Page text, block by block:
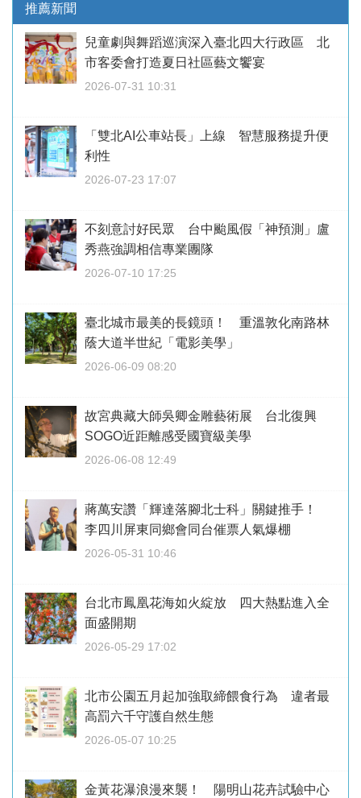
推薦新聞
兒童劇與舞蹈巡演深入臺北四大行政區 北
市客委會打造夏日社區藝文饗宴
2026-07-31 10:31
「雙北AI公車站長」上線 智慧服務提升便
利性
2026-07-23 17:07
不刻意討好民眾 台中颱風假「神預測」盧
秀燕強調相信專業團隊
2026-07-10 17:25
臺北城市最美的長鏡頭！ 重溫敦化南路林
蔭大道半世紀「電影美學」
2026-06-09 08:20
故宮典藏大師吳卿金雕藝術展 台北復興
SOGO近距離感受國寶級美學
2026-06-08 12:49
蔣萬安讚「輝達落腳北士科」關鍵推手！
李四川屏東同鄉會同台催票人氣爆棚
2026-05-31 10:46
台北市鳳凰花海如火綻放 四大熱點進入全
面盛開期
2026-05-29 17:02
北市公園五月起加強取締餵食行為 違者最
高罰六千守護自然生態
2026-05-07 10:25
金黃花瀑浪漫來襲！ 陽明山花卉試驗中心